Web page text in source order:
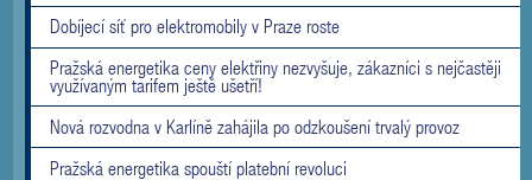
Dobíjecí síť pro elektromobily v Praze roste
Pražská energetika ceny elektřiny nezvyšuje, zákazníci s nejčastěji
využívaným tarifem ještě ušetří!
Nová rozvodna v Karlíně zahájila po odzkoušení trvalý provoz
Pražská energetika spouští platební revoluci